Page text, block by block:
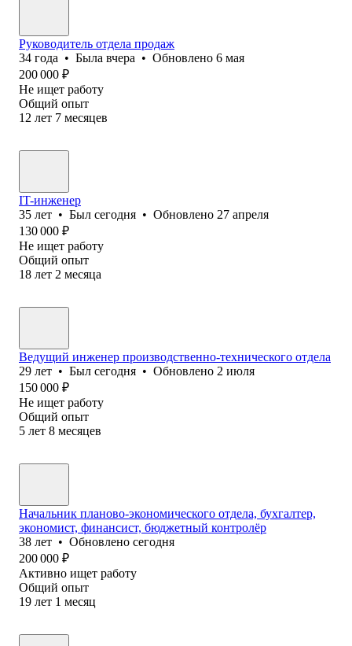
Руководитель отдела продаж
34 года • Была вчера • Обновлено 6 мая
200 000 ₽
Не ищет работу
Общий опыт
12 лет 7 месяцев
IT-инженер
35 лет • Был сегодня • Обновлено 27 апреля
130 000 ₽
Не ищет работу
Общий опыт
18 лет 2 месяца
Ведущий инженер производственно-технического отдела
29 лет • Был сегодня • Обновлено 2 июля
150 000 ₽
Не ищет работу
Общий опыт
5 лет 8 месяцев
Начальник планово-экономического отдела, бухгалтер,
экономист, финансист, бюджетный контролёр
38 лет • Обновлено сегодня
200 000 ₽
Активно ищет работу
Общий опыт
19 лет 1 месяц